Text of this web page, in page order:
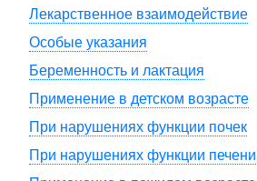
Лекарственное взаимодействие
Особые указания
Беременность и лактация
Применение в детском возрасте
При нарушениях функции почек
При нарушениях функции печени